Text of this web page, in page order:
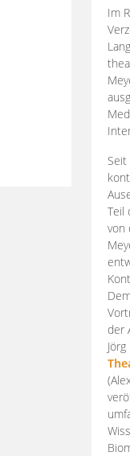
Im
Teil
von
der